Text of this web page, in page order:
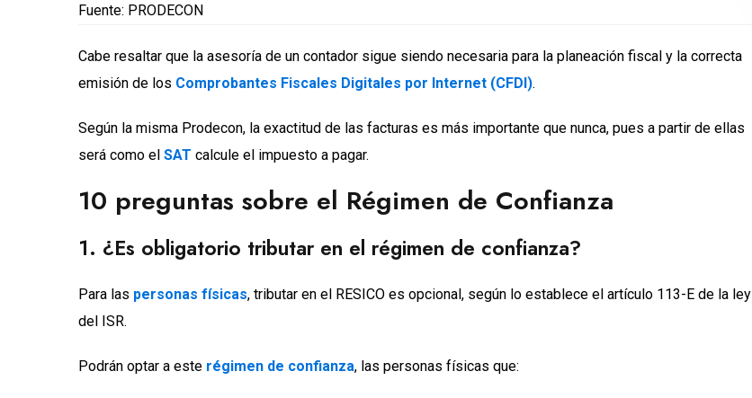
Fuente: PRODECON
Cabe resaltar que la asesoría de un contador sigue siendo necesaria para la planeación fiscal y la correcta
emisión de los Comprobantes Fiscales Digitales por Internet (CFDI).
Según la misma Prodecon, la exactitud de las facturas es más importante que nunca, pues a partir de ellas
será como el SAT calcule el impuesto a pagar.
10 preguntas sobre el Régimen de Confianza
1. ¿Es obligatorio tributar en el régimen de confianza?
Para las personas físicas, tributar en el RESICO es opcional, según lo establece el artículo 113-E de la ley
del ISR.
Podrán optar a este régimen de confianza, las personas físicas que: